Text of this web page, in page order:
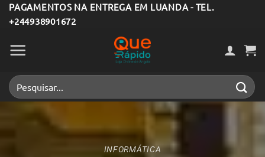
Skip
to
content
PAGAMENTOS NA ENTREGA EM LUANDA - TEL.
+244938901672
Pesquisar
por:
INFORMÁTICA